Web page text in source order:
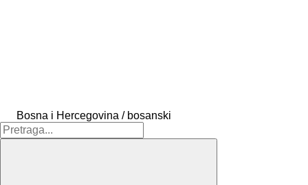
Bosna i Hercegovina / bosanski